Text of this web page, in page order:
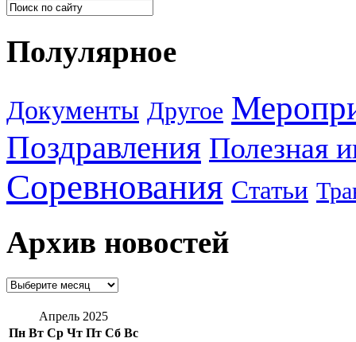
Полулярное
Документы Другое
Поздравления Полезная
Соревнования Статьи
Архив новостей
Апрель 2025
Пн Вт Ср Чт Пт Сб Вс